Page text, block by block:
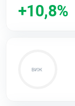
+10,8%